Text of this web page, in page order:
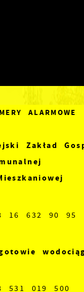
ALARMOWE
Zakład
16 632 90 95
531 019 500